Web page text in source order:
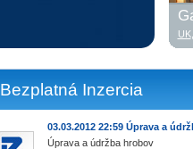
Bezplatná Inzercia
03.03.2012 22:59 Úprava a
Úprava a údržba hrobov
UK,